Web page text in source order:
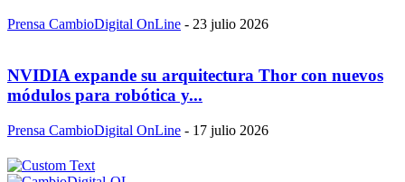
Prensa CambioDigital OnLine - 23 julio 2026
NVIDIA expande su arquitectura Thor con nuevos
módulos para robótica y...
Prensa CambioDigital OnLine - 17 julio 2026